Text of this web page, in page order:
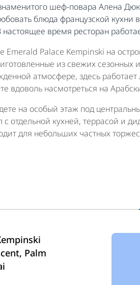
шеф-повара Алена
блюда французской кухни
время ресторан
Emerald Palace Kempinski на
из свежих сезонных
атмосфере, здесь
вдоволь насмотреться на
на особый этаж под
отдельной кухней, террасой и
для небольших частных
Palm